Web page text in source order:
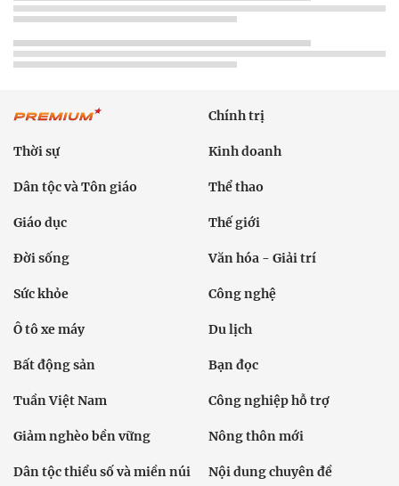
Chính trị
Thời sự Kinh doanh
Dân tộc và Tôn giáo Thể thao
Giáo dục Thế giới
Đời sống Văn hóa - Giải trí
Sức khỏe Công nghệ
Ô tô xe máy Du lịch
Bất động sản Bạn đọc
Tuần Việt Nam Công nghiệp hỗ trợ
Giảm nghèo bền vững Nông thôn mới
Dân tộc thiểu số và miền núi Nội dung chuyên đề